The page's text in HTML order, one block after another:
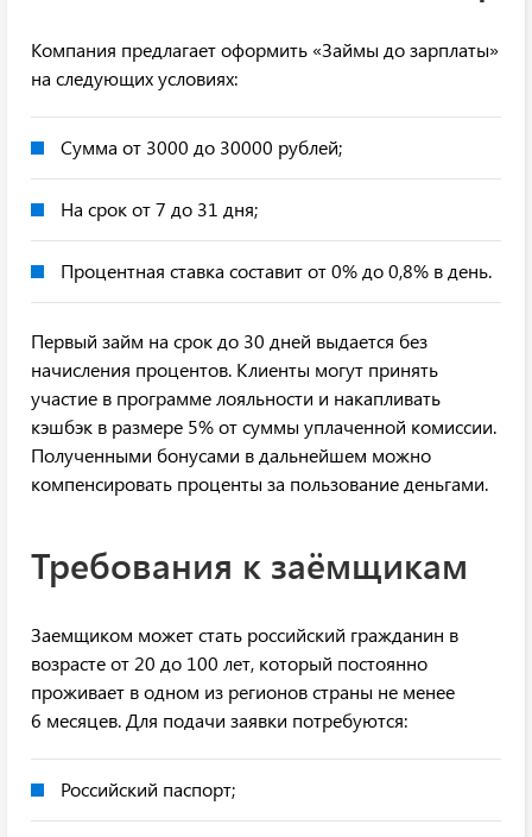
Компания предлагает оформить «Займы до зарплаты»
на следующих условиях:
Сумма от 3000 до 30000 рублей;
На срок от 7 до 31 дня;
Процентная ставка составит от 0% до 0,8% в день.
Первый займ на срок до 30 дней выдается без
начисления процентов. Клиенты могут принять
участие в программе лояльности и накапливать
кэшбэк в размере 5% от суммы уплаченной комиссии.
Полученными бонусами в дальнейшем можно
компенсировать проценты за пользование деньгами.
Требования к заёмщикам
Заемщиком может стать российский гражданин в
возрасте от 20 до 100 лет, который постоянно
проживает в одном из регионов страны не менее
6 месяцев. Для подачи заявки потребуются:
Российский паспорт;